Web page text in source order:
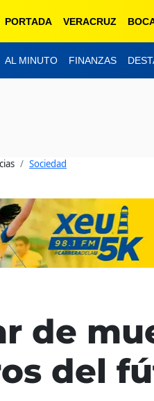
PORTADA VERACRUZ
AL MINUTO FINANZAS
Sociedad
de
del